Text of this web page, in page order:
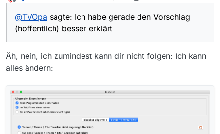
zuletzt editiert von styroll
@TVOpa sagte: Ich habe gerade den Vorschlag
(hoffentlich) besser erklärt
Äh, nein, ich zumindest kann dir nicht folgen: Ich kann
alles ändern: